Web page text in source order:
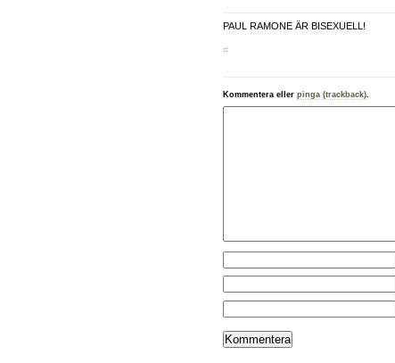
PAUL RAMONE ÄR BISEXUELL!
#
Kommentera eller pinga (trackback)